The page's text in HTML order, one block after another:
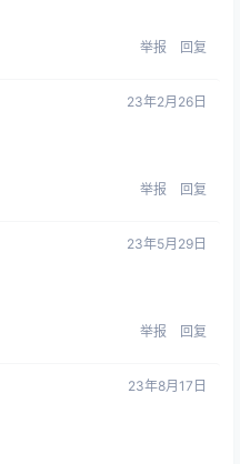
举报 回复
23年2月26日
举报 回复
23年5月29日
举报 回复
23年8月17日